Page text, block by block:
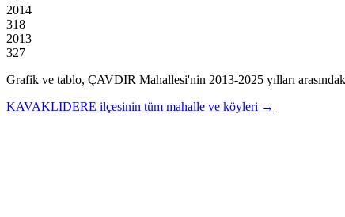
2014
318
2013
327
Grafik ve tablo, ÇAVDIR Mahallesi'nin 2013-2025 yılları
KAVAKLIDERE ilçesinin tüm mahalle ve köyleri →